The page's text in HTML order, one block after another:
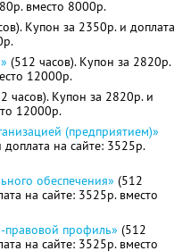
вместо 8000р.
Купон за 2350р. и доплата
(512 часов). Купон за 2820р.
12000р.
часов). Купон за 2820р. и
12000р.
(предприятием)»
на сайте: 3525р.
обеспечения» (512
на сайте: 3525р. вместо
профиль» (512
на сайте: 3525р. вместо